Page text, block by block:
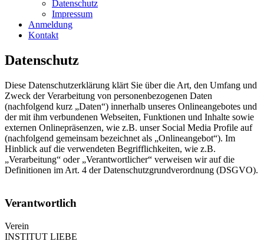
Datenschutz
Impressum
Anmeldung
Kontakt
Datenschutz
Diese Datenschutzerklärung klärt Sie über die Art, den Umfang und
Zweck der Verarbeitung von personenbezogenen Daten
(nachfolgend kurz „Daten“) innerhalb unseres Onlineangebotes und
der mit ihm verbundenen Webseiten, Funktionen und Inhalte sowie
externen Onlinepräsenzen, wie z.B. unser Social Media Profile auf
(nachfolgend gemeinsam bezeichnet als „Onlineangebot“). Im
Hinblick auf die verwendeten Begrifflichkeiten, wie z.B.
„Verarbeitung“ oder „Verantwortlicher“ verweisen wir auf die
Definitionen im Art. 4 der Datenschutzgrundverordnung (DSGVO).
Verantwortlich
Verein
INSTITUT LIEBE